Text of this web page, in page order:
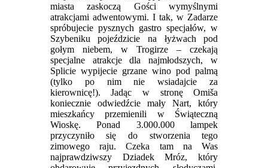
miasta zaskoczą Gości wymyślnymi
atrakcjami adwentowymi. I tak, w Zadarze
spróbujecie pysznych gastro specjałów, w
Szybeniku pojeździcie na łyżwach pod
gołym niebem, w Trogirze – czekają
specjalne atrakcje dla najmłodszych, w
Splicie wypijecie grzane wino pod palmą
(tylko po nim nie wsiadajcie za
kierownicę!). Jadąc w stronę Omiša
koniecznie odwiedźcie mały Nart, który
mieszkańcy przemienili w Świąteczną
Wioskę. Ponad 3.000.000 lampek
przyczyniło się do stworzenia tego
zimowego raju. Czeka tam na Was
najprawdziwszy Dziadek Mróz, który